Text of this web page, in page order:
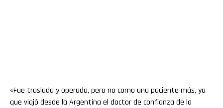
«Fue traslada y operada, pero no como una paciente más, ya
que viajó desde la Argentina el doctor de confianza de la